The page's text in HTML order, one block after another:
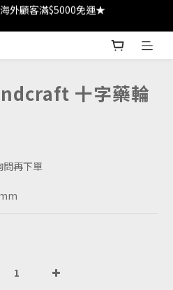
$300｜滿 $2000 折 $100 ★
外顧客滿$5000免運★
$300｜滿 $2000 折 $100 ★
十字藥輪
問再下單